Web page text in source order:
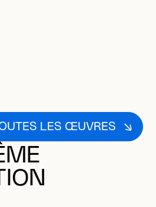
LES ŒUVRES